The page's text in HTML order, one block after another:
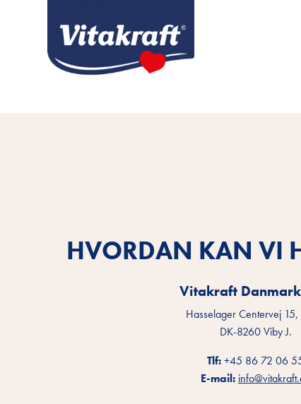
HVORDAN KAN VI
Vitakraft
Hasselager Centervej 15,
DK-8260 Viby J.
Tlf:+45 86 72 06
E-mail: